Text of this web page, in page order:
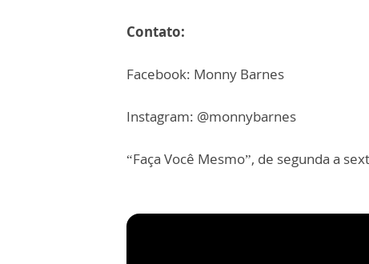
Contato:
Facebook: Monny Barnes
Instagram: @monnybarnes
“Faça Você Mesmo”, de segunda a